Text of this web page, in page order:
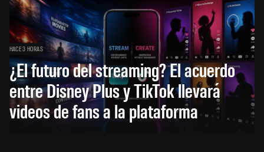
HACE 3 HORAS
¿El futuro del streaming? El acuerdo
entre Disney Plus y TikTok llevará
videos de fans a la plataforma